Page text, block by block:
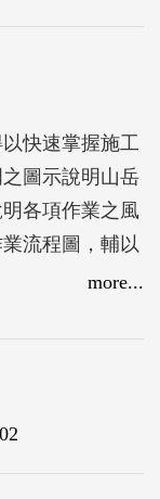
快速掌握施工
圖示說明山岳
各項作業之風
流程圖，輔以
注意事項。最
內隧道工程施
more...